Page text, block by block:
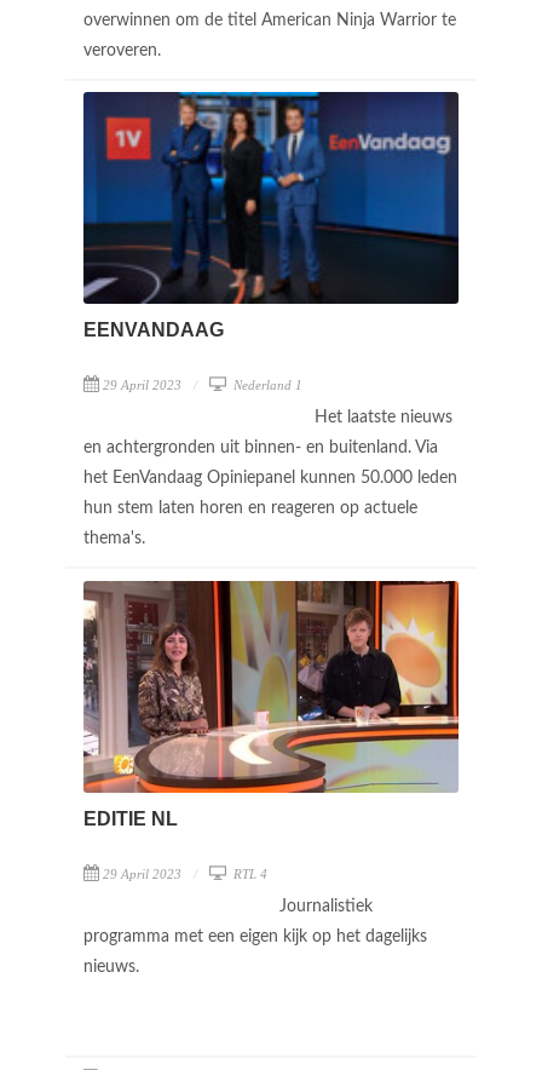
overwinnen om de titel American Ninja Warrior te
veroveren.
EENVANDAAG
29 April 2023 Nederland 1
Het laatste nieuws
en achtergronden uit binnen- en buitenland. Via
het EenVandaag Opiniepanel kunnen 50.000 leden
hun stem laten horen en reageren op actuele
thema's.
EDITIE NL
29 April 2023 RTL 4
Journalistiek
programma met een eigen kijk op het dagelijks
nieuws.